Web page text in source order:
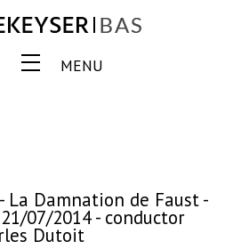
MENU
La Damnation de Faust -
07/2014 - conductor
Dutoit